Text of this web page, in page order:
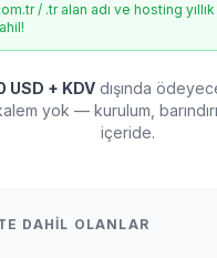
/ .tr alan adı ve hosting
USD + KDV dışında
yok — kurulum,
içeride.
DAHIL OLANLAR